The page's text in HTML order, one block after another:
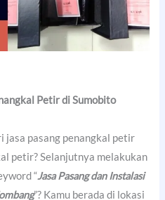
Petir di Sumobito
jasa pasang penangkal petir
petir? Selanjutnya melakukan
“Jasa Pasang dan Instalasi
”? Kamu berada di lokasi